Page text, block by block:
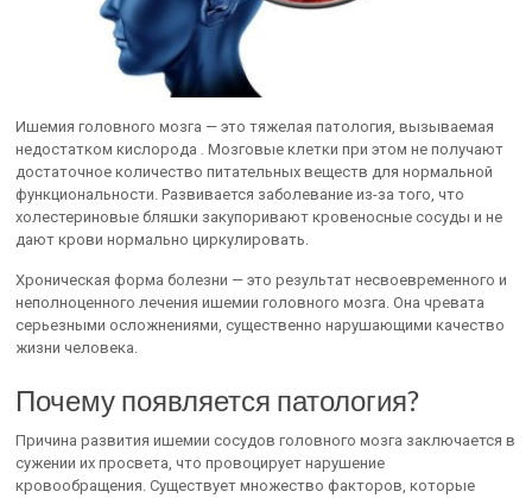
Ишемия головного мозга — это тяжелая патология, вызываемая
недостатком кислорода. Мозговые клетки при этом не получают
достаточное количество питательных веществ для нормальной
функциональности. Развивается заболевание из-за того, что
холестериновые бляшки закупоривают кровеносные сосуды и не
дают крови нормально циркулировать.
Хроническая форма болезни — это результат несвоевременного и
неполноценного лечения ишемии головного мозга. Она чревата
серьезными осложнениями, существенно нарушающими качество
жизни человека.
Почему появляется патология?
Причина развития ишемии сосудов головного мозга заключается в
сужении их просвета, что провоцирует нарушение
кровообращения. Существует множество факторов, которые